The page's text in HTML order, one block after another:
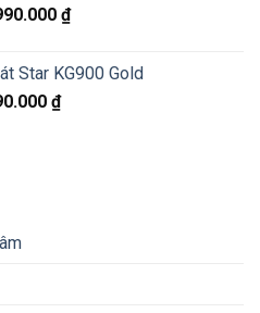
₫
Star KG900 Gold
₫